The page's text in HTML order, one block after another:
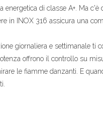
di classe A+. Ma c'è
in INOX 316 assicura una
giornaliera e settimanale ti
offrono il controllo su
le fiamme danzanti. E